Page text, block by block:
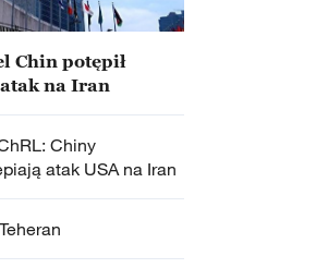
Chin potępił
na Iran
Chiny
atak USA na Iran